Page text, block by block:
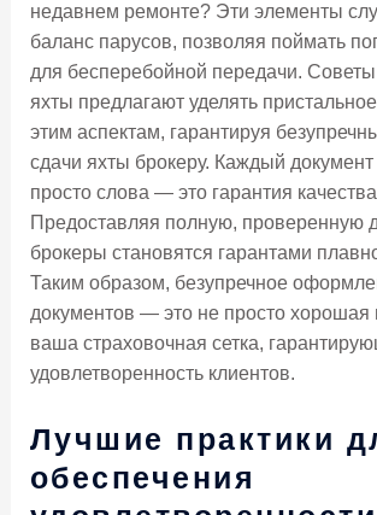
недавнем ремонте? Эти элементы
баланс парусов, позволяя поймать
для бесперебойной передачи.
яхты предлагают уделять
этим аспектам, гарантируя
сдачи яхты брокеру. Каждый
просто слова — это гарантия
Предоставляя полную, проверенную
брокеры становятся гарантами
Таким образом, безупречное
документов — это не просто хорошая
ваша страховочная сетка,
удовлетворенность клиентов.
Лучшие практики
обеспечения